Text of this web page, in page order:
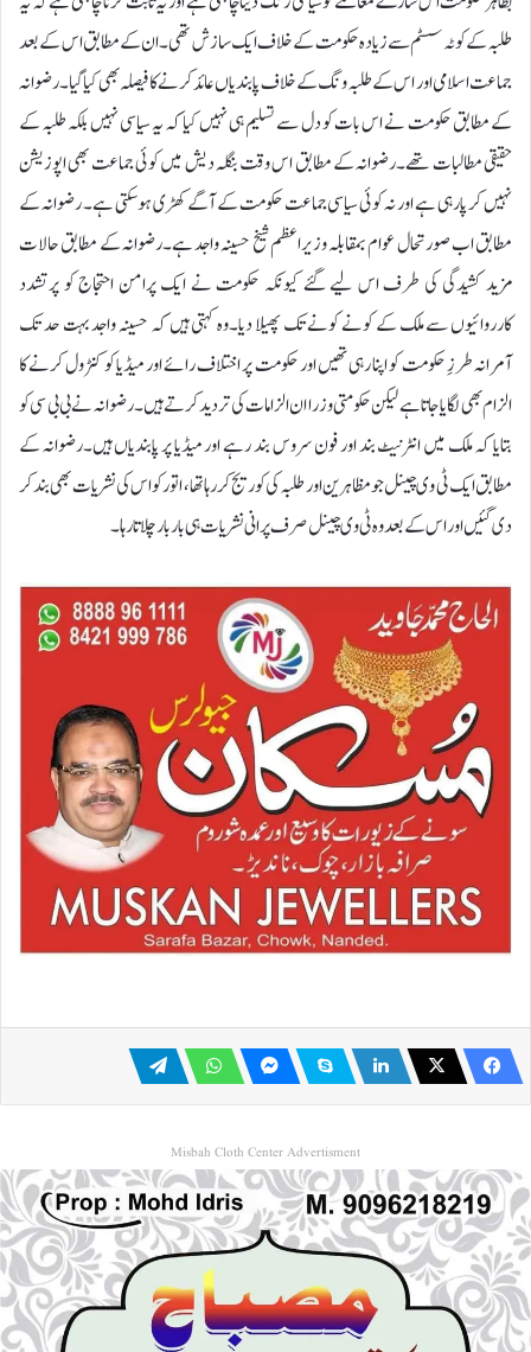
طلبہ کے کوٹہ سسٹم سے زیادہ حکومت کے خلاف ایک سازش تھی۔ان کے مطابق اس کے بعد
جماعت اسلامی اور اس کے طلبہ ونگ کے خلاف پابندیاں عائد کرنے کا فیصلہ بھی کیا گیا۔ رضوانہ
کے مطابق حکومت نے اس بات کو دل سے تسلیم ہی نہیں کیا کہ یہ سیاسی نہیں بلکہ طلبہ کے
حقیقی مطالبات تھے۔رضوانہ کے مطابق اس وقت بنگلہ دیش میں کوئی جماعت بھی اپوزیشن
نہیں کر پا رہی ہے اور نہ کوئی سیاسی جماعت حکومت کے آگے کھڑی ہو سکتی ہے۔ رضوانہ کے
مطابق اب صورتحال عوام بمقابلہ وزیراعظم شیخ حسینہ واجد ہے۔رضوانہ کے مطابق حالات
مزید کشیدگی کی طرف اس لیے گئے کیونکہ حکومت نے ایک پرامن احتجاج کو پرتشدد
کارروائیوں سے ملک کے کونے کونے تک پھیلا دیا۔وہ کہتی ہیں کہ حسینہ واجد بہت حد تک
آمرانہ طرزِ حکومت کو اپنا رہی تھیں اور حکومت پر اختلاف رائے اور میڈیا کو کنٹرول کرنے کا
الزام بھی لگایا جاتا ہے لیکن حکومتی وزرا ان الزامات کی تردید کرتے ہیں۔رضوانہ نے بی بی سی کو
بتایا کہ ملک میں انٹرنیٹ بند اور فون سروس بند رہے اور میڈیا پر پابندیاں ہیں۔رضوانہ کے
مطابق ایک ٹی وی چینل جو مظاہرین اور طلبہ کی کوریج کر رہا تھا، اتور کو اس کی نشریات بھی بند کر
دی گئیں اور اس کے بعد وہ ٹی وی چینل صرف پرانی نشریات ہی بار بار چلاتا رہا۔
Misbah Cloth Center Advertisment